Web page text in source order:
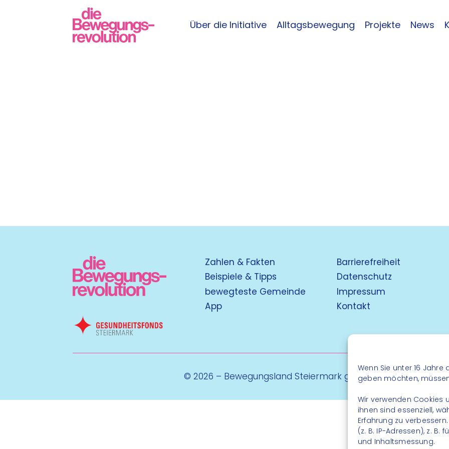
Wenn Sie unter 16
geben möchten,
Wir verwenden Cookies
ihnen sind essenziell,
Erfahrung zu
(z. B. IP-Adressen), z.
und Inhaltsmessung.
Über die Initiative Alltagsbewegung Projekte News
Zahlen & Fakten
Beispiele & Tipps
bewegteste Gemeinde
App
Barrierefreiheit
Datenschutz
Impressum
Kontakt
© 2026 – Bewegungsland Steiermark gGmbH - Alle Rechte